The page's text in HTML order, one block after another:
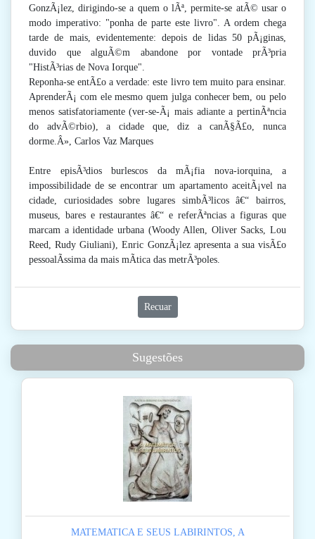
GonzÃ¡lez, dirigindo-se a quem o lÃª, permite-se atÃ© usar o
modo imperativo: "ponha de parte este livro". A ordem chega
tarde de mais, evidentemente: depois de lidas 50 pÃ¡ginas,
duvido que alguÃ©m abandone por vontade prÃ³pria
"HistÃ³rias de Nova Iorque".
Reponha-se entÃ£o a verdade: este livro tem muito para ensinar.
AprenderÃ¡ com ele mesmo quem julga conhecer bem, ou pelo
menos satisfatoriamente (ver-se-Ã¡ mais adiante a pertinÃªncia
do advÃ©rbio), a cidade que, diz a canÃ§Ã£o, nunca
dorme.Â», Carlos Vaz Marques
Entre episÃ³dios burlescos da mÃ¡fia nova-iorquina, a
impossibilidade de se encontrar um apartamento aceitÃ¡vel na
cidade, curiosidades sobre lugares simbÃ³licos â€“ bairros,
museus, bares e restaurantes â€“ e referÃªncias a figuras que
marcam a identidade urbana (Woody Allen, Oliver Sacks, Lou
Reed, Rudy Giuliani), Enric GonzÃ¡lez apresenta a sua visÃ£o
pessoalÃ­ssima da mais mÃ­tica das metrÃ³poles.
Recuar
Sugestões
MATEMATICA E SEUS LABIRINTOS, A